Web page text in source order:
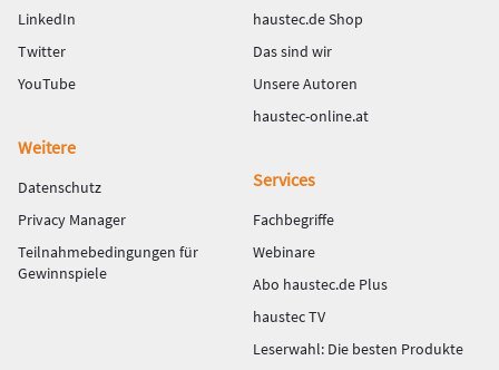
LinkedIn
Twitter
YouTube
haustec.de Shop
Das sind wir
Unsere Autoren
haustec-online.at
Weitere
Datenschutz
Privacy Manager
Teilnahmebedingungen für
Gewinnspiele
Services
Fachbegriffe
Webinare
Abo haustec.de Plus
haustec TV
Leserwahl: Die besten Produkte